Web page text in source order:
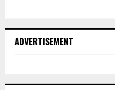
ADVERTISEMENT